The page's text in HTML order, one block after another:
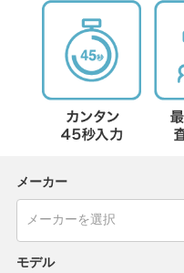
メーカー
モデル